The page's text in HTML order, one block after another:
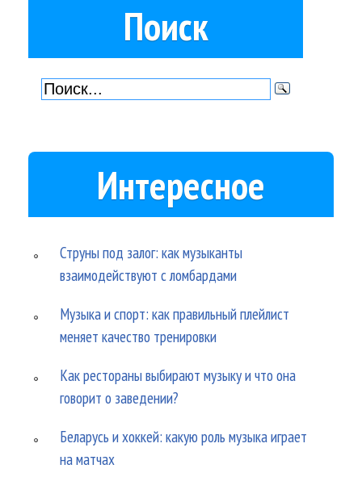
Поиск
Интересное
Струны под залог: как музыканты
взаимодействуют с ломбардами
Музыка и спорт: как правильный плейлист
меняет качество тренировки
Как рестораны выбирают музыку и что она
говорит о заведении?
Беларусь и хоккей: какую роль музыка играет
на матчах